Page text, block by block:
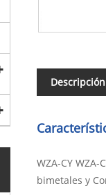
WZA-CY
bimetales y